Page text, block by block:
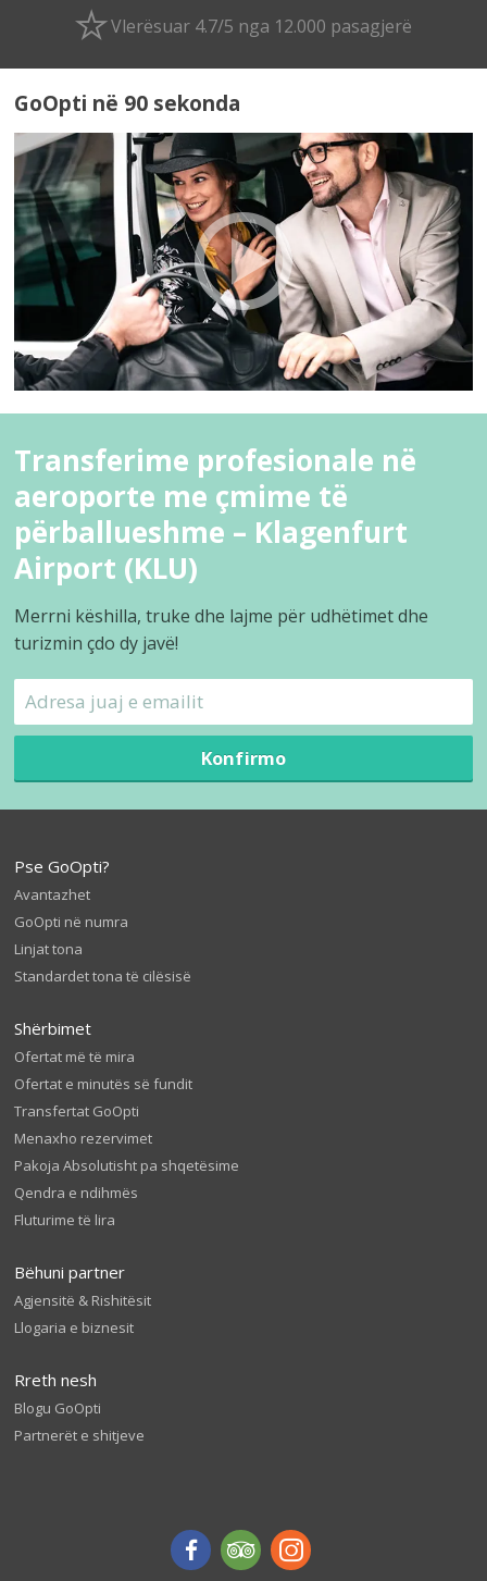
Vlerësuar 4.7/5 nga 12.000 pasagjerë
GoOpti në 90 sekonda
Transferime profesionale në
aeroporte me çmime të
përballueshme – Klagenfurt
Airport (KLU)
Merrni këshilla, truke dhe lajme për udhëtimet dhe
turizmin çdo dy javë!
Konfirmo
Pse GoOpti?
Avantazhet
GoOpti në numra
Linjat tona
Standardet tona të cilësisë
Shërbimet
Ofertat më të mira
Ofertat e minutës së fundit
Transfertat GoOpti
Menaxho rezervimet
Pakoja Absolutisht pa shqetësime
Qendra e ndihmës
Fluturime të lira
Bëhuni partner
Agjensitë & Rishitësit
Llogaria e biznesit
Rreth nesh
Blogu GoOpti
Partnerët e shitjeve